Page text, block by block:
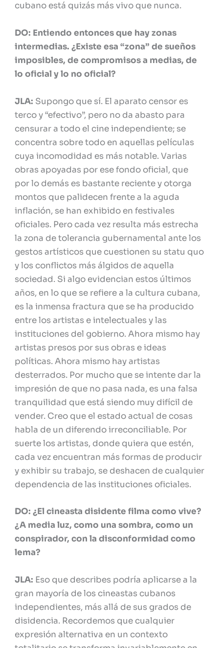
cubano está quizás más vivo que nunca.
DO: Entiendo entonces que hay zonas
intermedias. ¿Existe esa “zona” de sueños
imposibles, de compromisos a medias, de
lo oficial y lo no oficial?
JLA: Supongo que sí. El aparato censor es
terco y “efectivo”, pero no da abasto para
censurar a todo el cine independiente; se
concentra sobre todo en aquellas películas
cuya incomodidad es más notable. Varias
obras apoyadas por ese fondo oficial, que
por lo demás es bastante reciente y otorga
montos que palidecen frente a la aguda
inflación, se han exhibido en festivales
oficiales. Pero cada vez resulta más estrecha
la zona de tolerancia gubernamental ante los
gestos artísticos que cuestionen su statu quo
y los conflictos más álgidos de aquella
sociedad. Si algo evidencian estos últimos
años, en lo que se refiere a la cultura cubana,
es la inmensa fractura que se ha producido
entre los artistas e intelectuales y las
instituciones del gobierno. Ahora mismo hay
artistas presos por sus obras e ideas
políticas. Ahora mismo hay artistas
desterrados. Por mucho que se intente dar la
impresión de que no pasa nada, es una falsa
tranquilidad que está siendo muy difícil de
vender. Creo que el estado actual de cosas
habla de un diferendo irreconciliable. Por
suerte los artistas, donde quiera que estén,
cada vez encuentran más formas de producir
y exhibir su trabajo, se deshacen de cualquier
dependencia de las instituciones oficiales.
DO: ¿El cineasta disidente filma como vive?
¿A media luz, como una sombra, como un
conspirador, con la disconformidad como
lema?
JLA: Eso que describes podría aplicarse a la
gran mayoría de los cineastas cubanos
independientes, más allá de sus grados de
disidencia. Recordemos que cualquier
expresión alternativa en un contexto